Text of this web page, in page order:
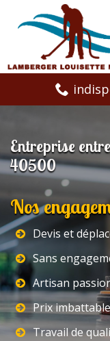
Entreprise
40500
Nos
Devis et
Sans
Artisan
Prix imbattable
Travail de